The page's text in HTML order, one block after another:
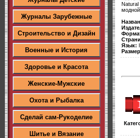
Журналы Зарубежные
Строительство и Дизайн
Военные и История
Здоровье и Красота
Женские-Мужские
Охота и Рыбалка
Сделай сам-Рукоделие
Шитье и Вязание
модной
Язык: